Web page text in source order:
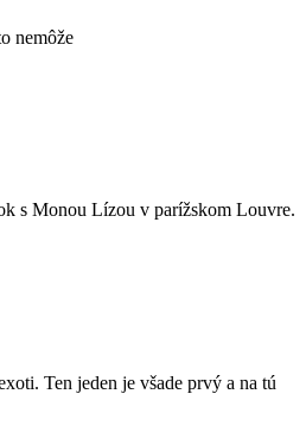
nemôže
s Monou Lízou v parížskom Louvre.
Ten jeden je všade prvý a na tú